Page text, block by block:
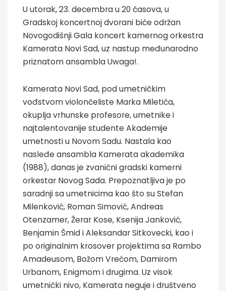
U utorak, 23. decembra u 20 časova, u
Gradskoj koncertnoj dvorani biće održan
Novogodišnji Gala koncert kamernog orkestra
Kamerata Novi Sad, uz nastup međunarodno
priznatom ansambla Uwaga!.
Kamerata Novi Sad, pod umetničkim
vođstvom violončeliste Marka Miletića,
okuplja vrhunske profesore, umetnike i
najtalentovanije studente Akademije
umetnosti u Novom Sadu. Nastala kao
nasleđe ansambla Kamerata akademika
(1988), danas je zvanični gradski kamerni
orkestar Novog Sada. Prepoznatljiva je po
saradnji sa umetnicima kao što su Stefan
Milenković, Roman Simović, Andreas
Otenzamer, Žerar Kose, Ksenija Janković,
Benjamin Šmid i Aleksandar Sitkovecki, kao i
po originalnim krosover projektima sa Rambo
Amadeusom, Božom Vrećom, Damirom
Urbanom, Enigmom i drugima. Uz visok
umetnički nivo, Kamerata neguje i društveno